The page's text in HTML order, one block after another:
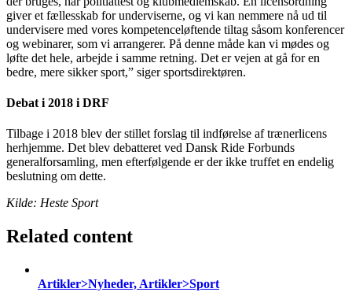
giver et fællesskab for underviserne, og vi kan nemmere nå ud til
undervisere med vores kompetenceløftende tiltag såsom konferencer
og webinarer, som vi arrangerer. På denne måde kan vi mødes og
løfte det hele, arbejde i samme retning. Det er vejen at gå for en
bedre, mere sikker sport,” siger sportsdirektøren.
Debat i 2018 i DRF
Tilbage i 2018 blev der stillet forslag til indførelse af trænerlicens
herhjemme. Det blev debatteret ved Dansk Ride Forbunds
generalforsamling, men efterfølgende er der ikke truffet en endelig
beslutning om dette.
Kilde: Heste Sport
Related content
Artikler>Nyheder, Artikler>Sport